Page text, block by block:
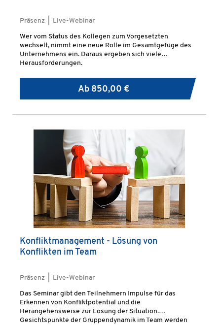
Präsenz | Live-Webinar
Wer vom Status des Kollegen zum Vorgesetzten
wechselt, nimmt eine neue Rolle im Gesamtgefüge des
Unternehmens ein. Daraus ergeben sich viele
Herausforderungen.
Ab 850,00 €
Konfliktmanagement - Lösung von
Konflikten im Team
Präsenz | Live-Webinar
Das Seminar gibt den Teilnehmern Impulse für das
Erkennen von Konfliktpotential und die
Herangehensweise zur Lösung der Situation.
Gesichtspunkte der Gruppendynamik im Team werden